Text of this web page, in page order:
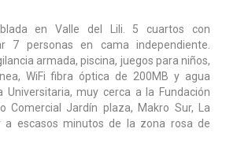
en Valle del Lili. 5 cuartos con
7 personas en cama independiente.
armada, piscina, juegos para niños,
WiFi fibra óptica de 200MB y agua
Universitaria, muy cerca a la Fundación
Comercial Jardín plaza, Makro Sur, La
a escasos minutos de la zona rosa de